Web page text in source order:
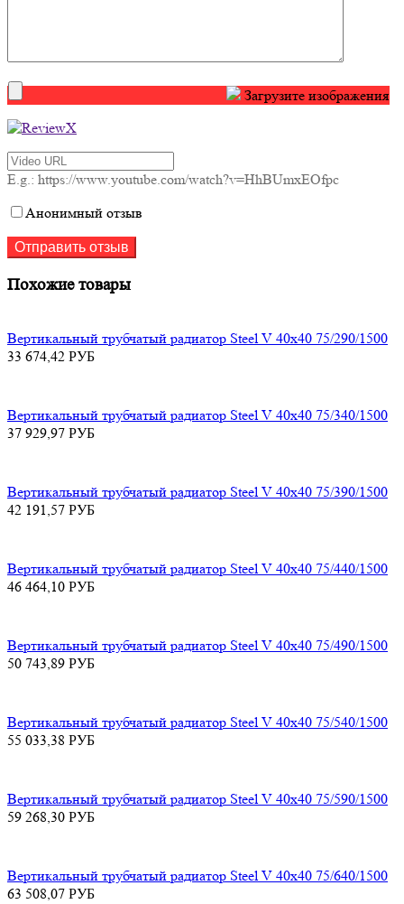
Загрузите изображения
E.g.: https://www.youtube.com/watch?v=HhBUmxEOfpc
Анонимный отзыв
Похожие товары
Вертикальный трубчатый радиатор Steel V 40х40 75/290/1500
33 674,42 РУБ
Вертикальный трубчатый радиатор Steel V 40х40 75/340/1500
37 929,97 РУБ
Вертикальный трубчатый радиатор Steel V 40х40 75/390/1500
42 191,57 РУБ
Вертикальный трубчатый радиатор Steel V 40х40 75/440/1500
46 464,10 РУБ
Вертикальный трубчатый радиатор Steel V 40х40 75/490/1500
50 743,89 РУБ
Вертикальный трубчатый радиатор Steel V 40х40 75/540/1500
55 033,38 РУБ
Вертикальный трубчатый радиатор Steel V 40х40 75/590/1500
59 268,30 РУБ
Вертикальный трубчатый радиатор Steel V 40х40 75/640/1500
63 508,07 РУБ